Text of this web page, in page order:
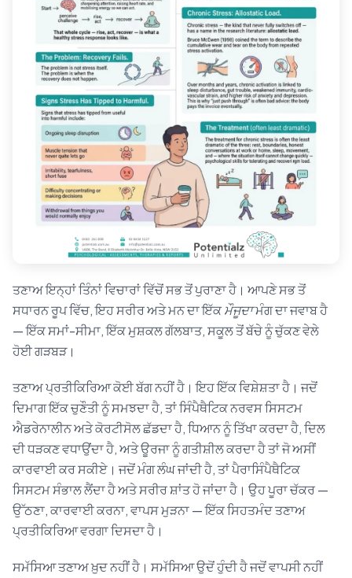
ਤਣਾਅ ਇਨ੍ਹਾਂ ਤਿੰਨਾਂ ਵਿਚਾਰਾਂ ਵਿੱਚੋਂ ਸਭ ਤੋਂ ਪੁਰਾਣਾ ਹੈ। ਆਪਣੇ ਸਭ ਤੋਂ
ਸਧਾਰਨ ਰੂਪ ਵਿੱਚ, ਇਹ ਸਰੀਰ ਅਤੇ ਮਨ ਦਾ ਇੱਕਮੌਜੂਦਾਮੰਗ ਦਾ ਜਵਾਬ ਹੈ
— ਇੱਕ ਸਮਾਂ-ਸੀਮਾ, ਇੱਕ ਮੁਸ਼ਕਲ ਗੱਲਬਾਤ, ਸਕੂਲ ਤੋਂ ਬੱਚੇ ਨੂੰ ਚੁੱਕਣ ਵੇਲੇ
ਹੋਈ ਗੜਬੜ।
ਤਣਾਅ ਪ੍ਰਤੀਕਿਰਿਆ ਕੋਈ ਬੱਗ ਨਹੀਂ ਹੈ। ਇਹ ਇੱਕ ਵਿਸ਼ੇਸ਼ਤਾ ਹੈ। ਜਦੋਂ
ਦਿਮਾਗ ਇੱਕ ਚੁਣੌਤੀ ਨੂੰ ਸਮਝਦਾ ਹੈ, ਤਾਂ ਸਿੰਪੈਥੈਟਿਕ ਨਰਵਸ ਸਿਸਟਮ
ਐਡਰੇਨਾਲੀਨ ਅਤੇ ਕੋਰਟੀਸੋਲ ਛੱਡਦਾ ਹੈ, ਧਿਆਨ ਨੂੰ ਤਿੱਖਾ ਕਰਦਾ ਹੈ, ਦਿਲ
ਦੀ ਧੜਕਣ ਵਧਾਉਂਦਾ ਹੈ, ਅਤੇ ਊਰਜਾ ਨੂੰ ਗਤੀਸ਼ੀਲ ਕਰਦਾ ਹੈ ਤਾਂ ਜੋ ਅਸੀਂ
ਕਾਰਵਾਈ ਕਰ ਸਕੀਏ। ਜਦੋਂ ਮੰਗ ਲੰਘ ਜਾਂਦੀ ਹੈ, ਤਾਂ ਪੈਰਾਸਿੰਪੈਥੈਟਿਕ
ਸਿਸਟਮ ਸੰਭਾਲ ਲੈਂਦਾ ਹੈ ਅਤੇ ਸਰੀਰ ਸ਼ਾਂਤ ਹੋ ਜਾਂਦਾ ਹੈ। ਉਹ ਪੂਰਾ ਚੱਕਰ —
ਉੱਠਣਾ, ਕਾਰਵਾਈ ਕਰਨਾ, ਵਾਪਸ ਮੁੜਨਾ — ਇੱਕ ਸਿਹਤਮੰਦ ਤਣਾਅ
ਪ੍ਰਤੀਕਿਰਿਆ ਵਰਗਾ ਦਿਸਦਾ ਹੈ।
ਸਮੱਸਿਆ ਤਣਾਅ ਖ਼ੁਦ ਨਹੀਂ ਹੈ। ਸਮੱਸਿਆ ਉਦੋਂ ਹੁੰਦੀ ਹੈ ਜਦੋਂ ਵਾਪਸੀ ਨਹੀਂ